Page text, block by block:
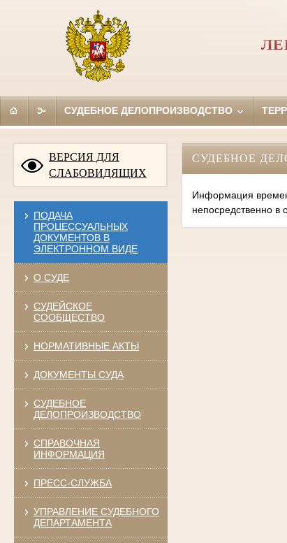
СУДЕБНОЕ ДЕЛОПРОИЗВОДСТВО
ВЕРСИЯ ДЛЯ
СЛАБОВИДЯЩИХ
ПОДАЧА
ПРОЦЕССУАЛЬНЫХ
ДОКУМЕНТОВ В
ЭЛЕКТРОННОМ ВИДЕ
О СУДЕ
СУДЕЙСКОЕ
СООБЩЕСТВО
НОРМАТИВНЫЕ АКТЫ
ДОКУМЕНТЫ СУДА
СУДЕБНОЕ
ДЕЛОПРОИЗВОДСТВО
СПРАВОЧНАЯ
ИНФОРМАЦИЯ
ПРЕСС-СЛУЖБА
УПРАВЛЕНИЕ СУДЕБНОГО
ДЕПАРТАМЕНТА
СУДЕБНОЕ
Информация
непосредственно в